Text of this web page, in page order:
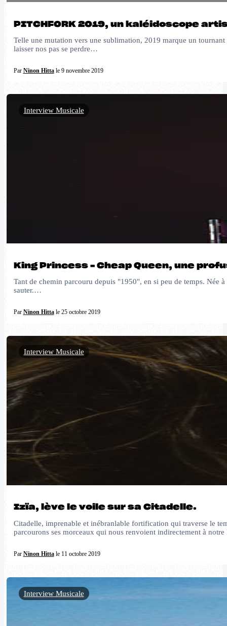
PITCHFORK 2019, un kaléidoscope
Telle une mutation vers une sublimation, 2019 marque un
laisser nos pas se perdre…
Par Ninon Hittale 9 novembre 2019
King Princess – Cheap Queen, une
Tant de chemin parcouru depuis "1950", en si peu de temps. Née
sauter.…
Par Ninon Hittale 25 octobre 2019
Interview Musicale
Izïa, lève le voile sur sa Citadelle.
Citadelle, imprenable et inébranlable fortification qui traverse le
parcourons ses morceaux qui nous renvoient indirectement à
Par Ninon Hittale 11 octobre 2019
Interview Musicale
Interview Musicale